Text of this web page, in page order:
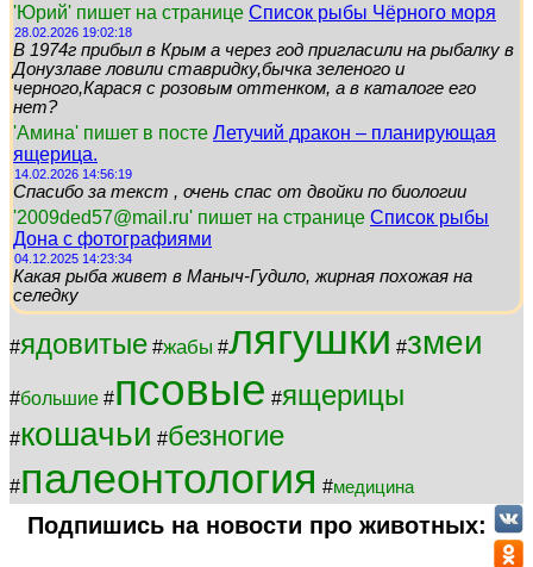
'Юрий' пишет на странице Список рыбы Чёрного моря
28.02.2026 19:02:18
В 1974г прибыл в Крым а через год пригласили на рыбалку в
Донузлаве ловили ставридку,бычка зеленого и
черного,Карася с розовым оттенком, а в каталоге его
нет?
'Амина' пишет в посте Летучий дракон – планирующая
ящерица.
14.02.2026 14:56:19
Спасибо за текст , очень спас от двойки по биологии
'2009ded57@mail.ru' пишет на странице Список рыбы
Дона с фотографиями
04.12.2025 14:23:34
Какая рыба живет в Маныч-Гудило, жирная похожая на
селедку
#ядовитые #жабы #лягушки #змеи
#большие #псовые #ящерицы
#кошачьи #безногие
#палеонтология #медицина
Подпишись на новости про животных: